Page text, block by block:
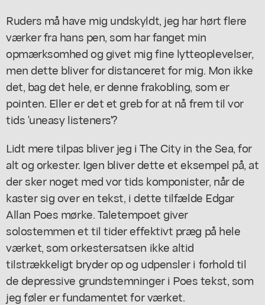
Ruders må have mig undskyldt, jeg har hørt flere
værker fra hans pen, som har fanget min
opmærksomhed og givet mig fine lytteoplevelser,
men dette bliver for distanceret for mig. Mon ikke
det, bag det hele, er denne frakobling, som er
pointen. Eller er det et greb for at nå frem til vor
tids 'uneasy listeners'?
Lidt mere tilpas bliver jeg iThe City in the Sea, for
alt og orkester. Igen bliver dette et eksempel på, at
der sker noget med vor tids komponister, når de
kaster sig over en tekst, i dette tilfælde Edgar
Allan Poes mørke. Taletempoet giver
solostemmen et til tider effektivt præg på hele
værket, som orkestersatsen ikke altid
tilstrækkeligt bryder op og udpensler i forhold til
de depressive grundstemninger i Poes tekst, som
jeg føler er fundamentet for værket.